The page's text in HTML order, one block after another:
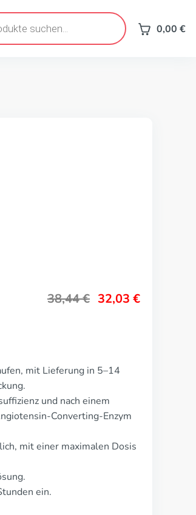
0,00 €
38,44€ 32,03 €
mit Lieferung in 5–14
und nach einem
Converting-Enzym
mit einer maximalen Dosis
ein.